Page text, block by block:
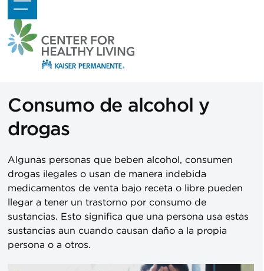
Skip
to
content
Open
mobile
menu
Close
mobile
menu
Consumo de alcohol y
drogas
Algunas personas que beben alcohol, consumen
drogas ilegales o usan de manera indebida
medicamentos de venta bajo receta o libre pueden
llegar a tener un trastorno por consumo de
sustancias. Esto significa que una persona usa estas
sustancias aun cuando causan daño a la propia
persona o a otros.